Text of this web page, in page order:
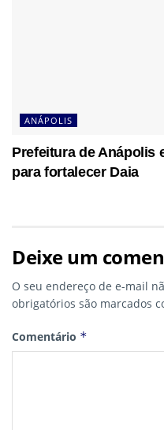
ANÁPOLIS
Prefeitura de Anápolis
para fortalecer Daia
Deixe um
O seu endereço de e-mail
obrigatórios são marcados
Comentário *